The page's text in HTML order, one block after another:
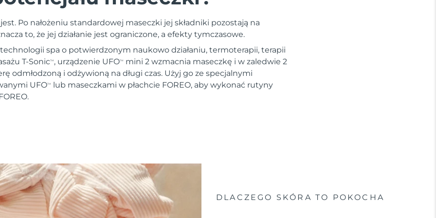
Po nałożeniu standardowej maseczki jej składniki pozostają na
to, że jej działanie jest ograniczone, a efekty tymczasowe.
technologii spa o potwierdzonym naukowo działaniu, termoterapii, terapii
T-SonicTM , urządzenie UFOTM
mini 2 wzmacnia maseczkę i w zaledwie 2
odmłodzoną i odżywioną na długi czas. Użyj go ze specjalnymi
UFOTM
lub maseczkami w płachcie FOREO, aby wykonać rutyny
DLACZEGO SKÓRA TO POKOCHA